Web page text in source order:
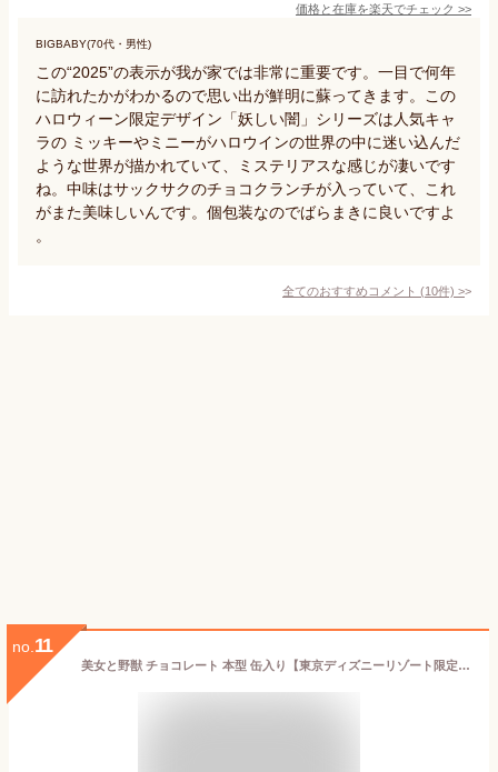
価格と在庫を楽天でチェック >>
BIGBABY(70代・男性)
この“2025”の表示が我が家では非常に重要です。一目で何年
に訪れたかがわかるので思い出が鮮明に蘇ってきます。この
ハロウィーン限定デザイン「妖しい闇」シリーズは人気キャ
ラの ミッキーやミニーがハロウインの世界の中に迷い込んだ
ような世界が描かれていて、ミステリアスな感じが凄いです
ね。中味はサックサクのチョコクランチが入っていて、これ
がまた美味しいんです。個包装なのでばらまきに良いですよ
。
全てのおすすめコメント (10件) >
no. 11
美女と野獣 チョコレート 本型 缶入り【東京ディズニーリゾート限定】 ベル ビースト ディズニープリンセス 人気 お菓子 お土産